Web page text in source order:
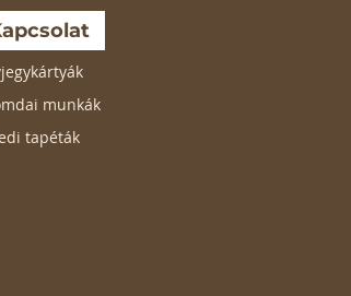
munkák
tapéták